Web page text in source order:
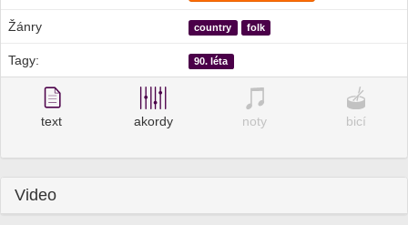
Žánry country folk
Tagy: 90. léta
text akordy noty bicí
Video